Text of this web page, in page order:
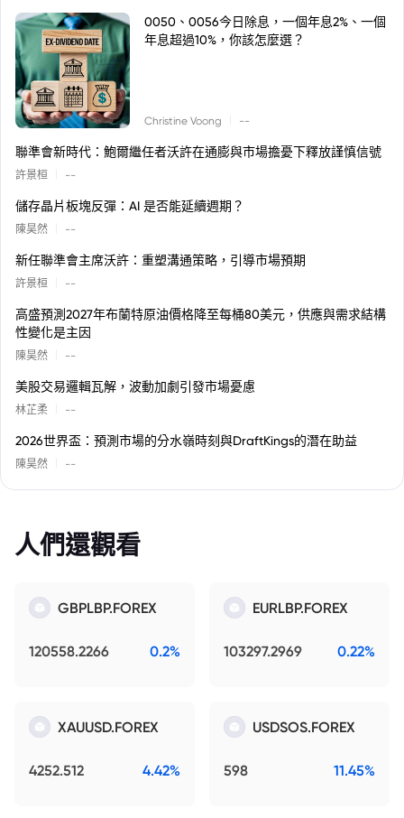
0050、0056今日除息，一個年息2%、一個
年息超過10%，你該怎麼選？
Christine Voong --
聯準會新時代：鮑爾繼任者沃許在通膨與市場擔憂下釋放謹慎信號
許景桓 --
儲存晶片板塊反彈：AI 是否能延續週期？
陳昊然 --
新任聯準會主席沃許：重塑溝通策略，引導市場預期
許景桓 --
高盛預測2027年布蘭特原油價格降至每桶80美元，供應與需求結構
性變化是主因
陳昊然 --
美股交易邏輯瓦解，波動加劇引發市場憂慮
林芷柔 --
2026世界盃：預測市場的分水嶺時刻與DraftKings的潛在助益
陳昊然 --
人們還觀看
GBPLBP.FOREX
120558.2266 0.2%
EURLBP.FOREX
103297.2969 0.22%
XAUUSD.FOREX
4252.512 4.42%
USDSOS.FOREX
598 11.45%